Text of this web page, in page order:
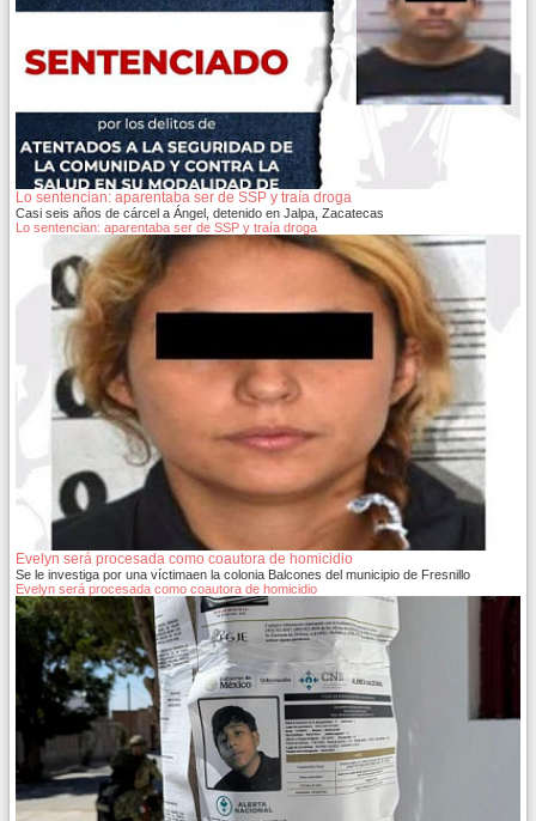
Lo sentencian: aparentaba ser de SSP y traía droga
Casi seis años de cárcel a Ángel, detenido en Jalpa, Zacatecas
Lo sentencian: aparentaba ser de SSP y traía droga
Evelyn será procesada como coautora de homicidio
Se le investiga por una víctimaen la colonia Balcones del municipio de Fresnillo
Evelyn será procesada como coautora de homicidio